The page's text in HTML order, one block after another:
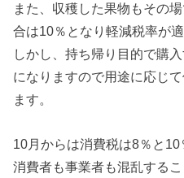
また、収穫した果物もその
合は10％となり軽減税率が適
しかし、持ち帰り目的で購
になりますので用途に応じ
ます。
10月からは消費税は8％と10
消費者も事業者も混乱する